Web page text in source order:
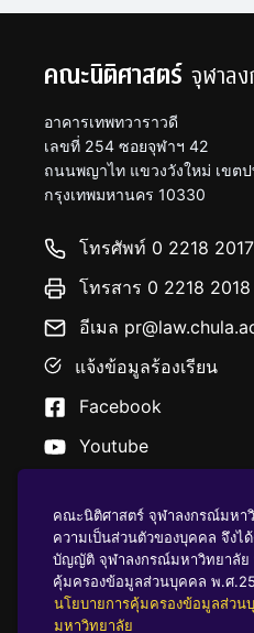
คณะนิติศาสตร์ จุฬาล
อาคารเทพทวาราวดี
เลขที่ 254 ซอยจุฬาฯ 42
ถนนพญาไท แขวงวังใหม่ เขต
กรุงเทพมหานคร 10330
โทรศัพท์ 0 2218 2017
โทรสาร 0 2218 2018
อีเมล
แจ้งข้อมูลร้องเรียน
Facebook
Youtube
นโยบายคุ้มครองข้อมู
คณะนิติศาสตร์ จุฬาลงกรณ์มหา
ความเป็นส่วนตัวของบุคคล จึงไ
บัญญัติ จุฬาลงกรณ์มหาวิทยาลั
คุ้มครองข้อมูลส่วนบุคคล พ.ศ
นโยบายการคุ้มครองข้อมูลส่วน
มหาวิทยาลัย